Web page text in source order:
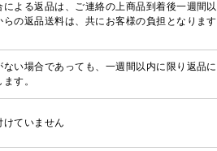
による返品は、ご連絡の上商品到着後一週間
らの返品送料は、共にお客様の負担となりま
ない場合であっても、一週間以内に限り返品
す。
けていません